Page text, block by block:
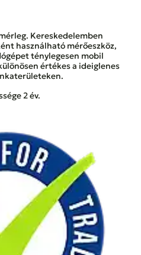
Kereskedelemben
használható mérőeszköz,
ténylegesen mobil
értékes a ideiglenes
2 év.